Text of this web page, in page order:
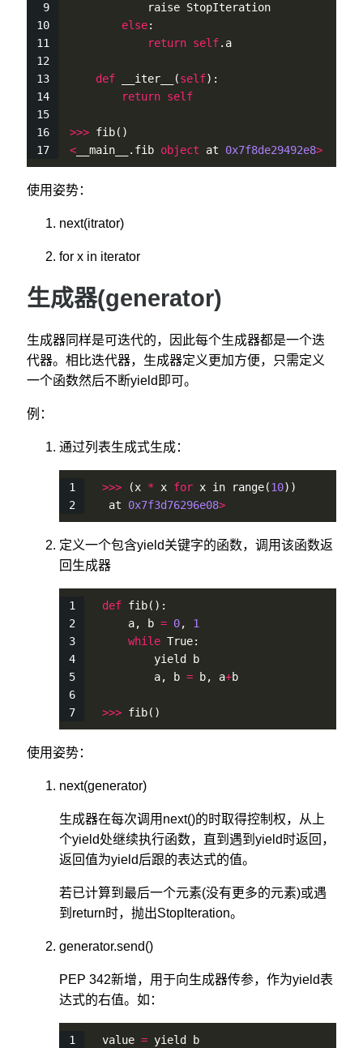
            raise StopIteration
else:
return self.a
def __iter__ (self):
return self
>>> fib()
< __main__.fib object at 0x7f8de29492e8>
使用姿势：
next(itrator)
for x in iterator
生成器(generator)
生成器同样是可迭代的，因此每个生成器都是一个迭
代器。相比迭代器，生成器定义更加方便，只需定义
一个函数然后不断yield即可。
例：
通过列表生成式生成：
>>> (x * x for x in range(10))
  at
0x7f3d76296e08>
定义一个包含yield关键字的函数，调用该函数返
回生成器
def fib():
     a, b
= 0, 1
while True:
         yield b
         a, b
= b, a+b
>>> fib()
使用姿势：
next(generator)
生成器在每次调用next()的时取得控制权，从上
个yield处继续执行函数，直到遇到yield时返回，
返回值为yield后跟的表达式的值。
若已计算到最后一个元素(没有更多的元素)或遇
到return时，抛出StopIteration。
generator.send()
PEP 342新增，用于向生成器传参，作为yield表
达式的右值。如：
value = yield b